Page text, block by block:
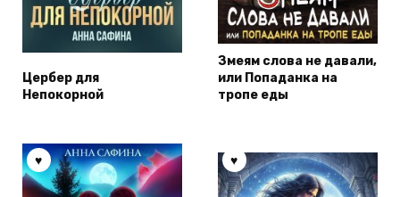
Цербер для
Непокорной
Змеям слова не давали,
или Попаданка на
тропе еды